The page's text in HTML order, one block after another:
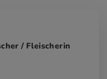
/ Fleischerin